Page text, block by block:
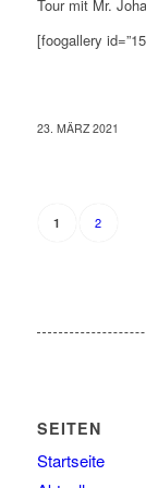
Tour mit Mr.
[foogallery
23. MÄRZ 2021
1 2
SEITEN
Startseite